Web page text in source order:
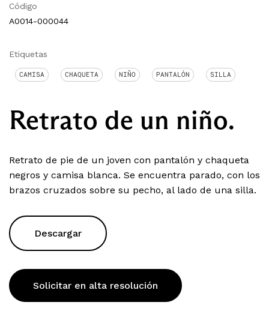
Código
A0014-000044
Etiquetas
CAMISA CHAQUETA NIÑO PANTALÓN SILLA
Retrato de un niño.
Retrato de pie de un joven con pantalón y chaqueta
negros y camisa blanca. Se encuentra parado, con los
brazos cruzados sobre su pecho, al lado de una silla.
Descargar
Solicitar en alta resolución